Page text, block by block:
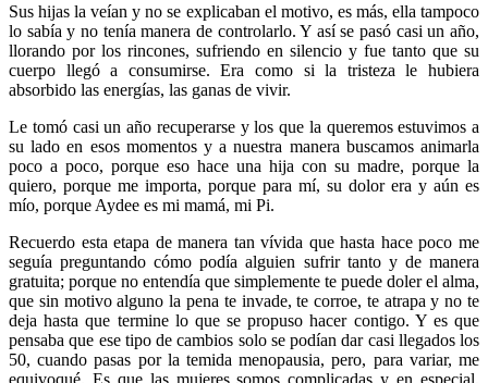
Sus hijas la veían y no se explicaban el motivo, es más, ella tampoco
lo sabía y no tenía manera de controlarlo. Y así se pasó casi un año,
llorando por los rincones, sufriendo en silencio y fue tanto que su
cuerpo llegó a consumirse. Era como si la tristeza le hubiera
absorbido las energías, las ganas de vivir.
Le tomó casi un año recuperarse y los que la queremos estuvimos a
su lado en esos momentos y a nuestra manera buscamos animarla
poco a poco, porque eso hace una hija con su madre, porque la
quiero, porque me importa, porque para mí, su dolor era y aún es
mío, porque Aydee es mi mamá, mi Pi.
Recuerdo esta etapa de manera tan vívida que hasta hace poco me
seguía preguntando cómo podía alguien sufrir tanto y de manera
gratuita; porque no entendía que simplemente te puede doler el alma,
que sin motivo alguno la pena te invade, te corroe, te atrapa y no te
deja hasta que termine lo que se propuso hacer contigo. Y es que
pensaba que ese tipo de cambios solo se podían dar casi llegados los
50, cuando pasas por la temida menopausia, pero, para variar, me
equivoqué. Es que las mujeres somos complicadas y en especial,